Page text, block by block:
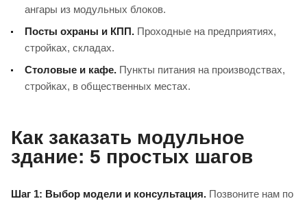
ангары из модульных блоков.
Посты охраны и КПП. Проходные на предприятиях,
стройках, складах.
Столовые и кафе. Пункты питания на производствах,
стройках, в общественных местах.
Как заказать модульное
здание: 5 простых шагов
Шаг 1: Выбор модели и консультация. Позвоните нам по